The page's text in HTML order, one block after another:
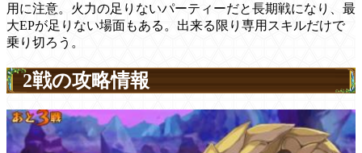
用に注意。火力の足りないパーティーだと長期戦になり、最
大EPが足りない場面もある。出来る限り専用スキルだけで
乗り切ろう。
2戦の攻略情報